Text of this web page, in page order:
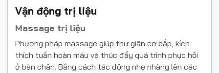
Vận động trị liệu
Massage trị liệu
Phương pháp massage giúp thư giãn cơ bắp, kích
thích tuần hoàn máu và thúc đẩy quá trình phục hồi
ở bàn chân. Bằng cách tác động nhẹ nhàng lên các